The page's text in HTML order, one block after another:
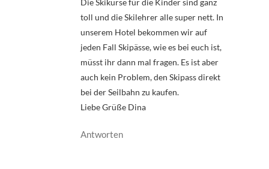
toll und die Skilehrer alle super nett. In
unserem Hotel bekommen wir auf
jeden Fall Skipässe, wie es bei euch ist,
müsst ihr dann mal fragen. Es ist aber
auch kein Problem, den Skipass direkt
bei der Seilbahn zu kaufen.
Liebe Grüße Dina
Antworten